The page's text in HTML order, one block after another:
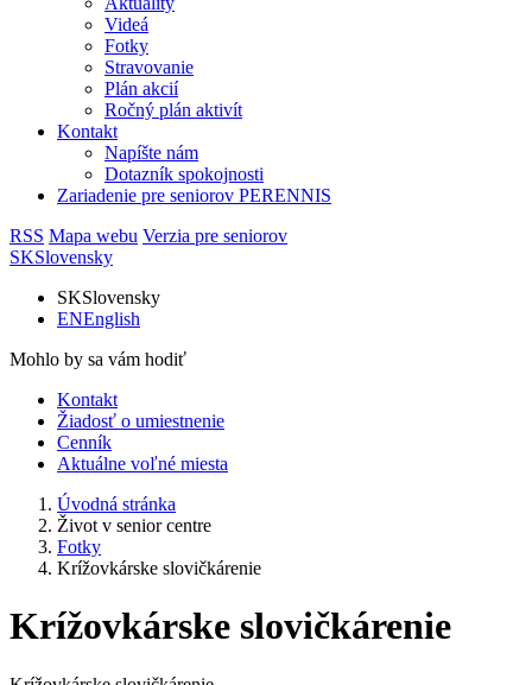
Videá
Fotky
Stravovanie
Plán akcií
Ročný plán aktivít
Kontakt
Napíšte nám
Dotazník spokojnosti
Zariadenie pre seniorov PERENNIS
RSS Mapa webu Verzia pre seniorov
SKSlovensky
SKSlovensky
ENEnglish
Mohlo by sa vám hodiť
Kontakt
Žiadosť o umiestnenie
Cenník
Aktuálne voľné miesta
Úvodná stránka
Život v senior centre
Fotky
Krížovkárske slovičkárenie
Krížovkárske slovičkárenie